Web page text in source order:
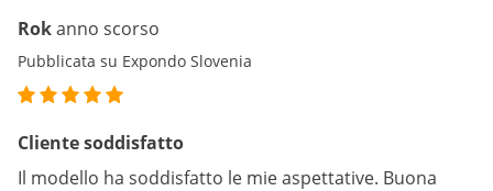
Rokanno scorso
Pubblicata su Expondo Slovenia
Cliente soddisfatto
Il modello ha soddisfatto le mie aspettative. Buona